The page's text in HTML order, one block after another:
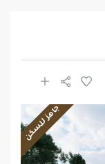
جاهز للسكن